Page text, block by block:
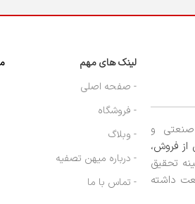
و
فروش،
تحقیق
داشته
لینک های مهم
- صفحه اصلی
- فروشگاه
- وبلاگ
- درباره میهن تصفیه
- تماس با ما